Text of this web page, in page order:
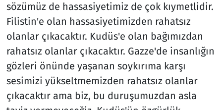
sözümüz de hassasiyetimiz de çok kıymetlidir.
Filistin'e olan hassasiyetimizden rahatsız
olanlar çıkacaktır. Kudüs'e olan bağımızdan
rahatsız olanlar çıkacaktır. Gazze'de insanlığın
gözleri önünde yaşanan soykırıma karşı
sesimizi yükseltmemizden rahatsız olanlar
çıkacaktır ama biz, bu duruşumuzdan asla